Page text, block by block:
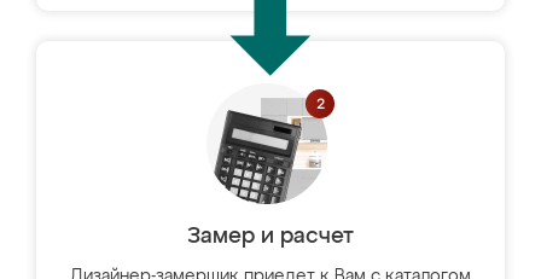
Замер и расчет